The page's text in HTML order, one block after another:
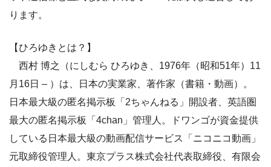
ります。
【ひろゆきとは？】
西村 博之（にしむら ひろゆき、1976年（昭和51年）11
月16日 – ）は、日本の実業家、著作家（書籍・動画）。
日本最大級の匿名掲示板「2ちゃんねる」開設者、英語圏
最大の匿名掲示板「4chan」管理人。ドワンゴが資金提供
している日本最大級の動画配信サービス「ニコニコ動画」
元取締役管理人。東京プラス株式会社代表取締役、有限会